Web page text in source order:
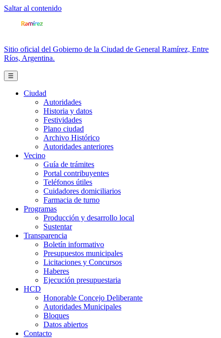
Saltar al contenido
Sitio oficial del Gobierno de la Ciudad de General Ramírez, Entre
Ríos, Argentina.
☰
Ciudad
Autoridades
Historia y datos
Festividades
Plano ciudad
Archivo Histórico
Autoridades anteriores
Vecino
Guía de trámites
Portal contribuyentes
Teléfonos útiles
Cuidadores domiciliarios
Farmacia de turno
Programas
Producción y desarrollo local
Sustentar
Transparencia
Boletín informativo
Presupuestos municipales
Licitaciones y Concursos
Haberes
Ejecución presupuestaria
HCD
Honorable Concejo Deliberante
Autoridades Municipales
Bloques
Datos abiertos
Contacto